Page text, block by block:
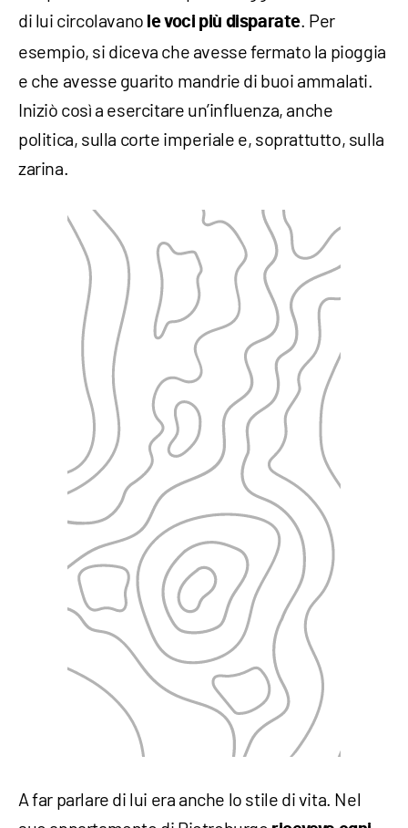
di lui circolavano le voci più disparate . Per
esempio, si diceva che avesse fermato la pioggia
e che avesse guarito mandrie di buoi ammalati.
Iniziò così a esercitare un’influenza, anche
politica, sulla corte imperiale e, soprattutto, sulla
zarina.
A far parlare di lui era anche lo stile di vita. Nel